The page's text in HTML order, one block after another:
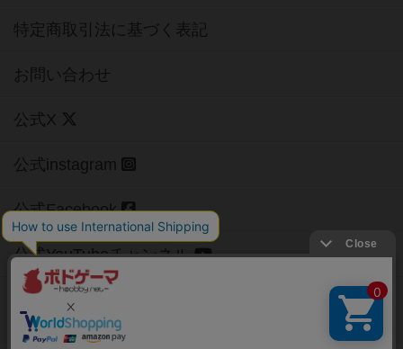
特定商取引法に基づく表記
お問い合わせ
公式X
公式instagram
公式Facebook
公式YouTubeチャンネル